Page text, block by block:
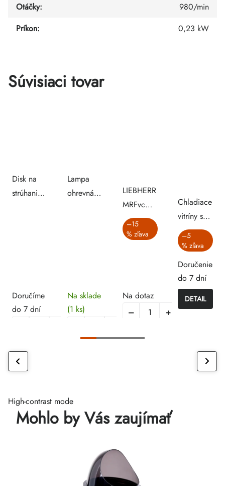
Otáčky:
980/min
Príkon: 0,23 kW
Súvisiaci tovar
Disk na
strúhanie
Doručíme
do 7 dní
Lampa
ohrevná
Na sklade
(1 ks)
LIEBHERR
MRFvc
4001
chladnička
–15
%
Na dotaz
Chladiace
vitríny s
pevnými
policami
–5
%
Doručenie
do 7 dní
DETAIL
High-contrast mode
Mohlo by Vás zaujímať